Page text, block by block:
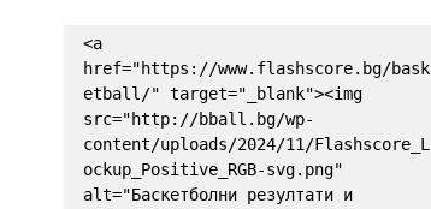
<a
href="https://www.flashscore.bg/bask
etball/" target="_blank"><img
src="http://bball.bg/wp-
content/uploads/2024/11/Flashscore_L
ockup_Positive_RGB-svg.png"
alt="Баскетболни резултати и